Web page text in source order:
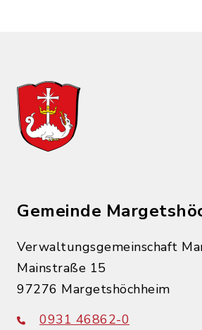
Gemeinde
Verwaltungsgemeinschaft
Mainstraße 15
97276 Margetshöchheim
0931 46862-0